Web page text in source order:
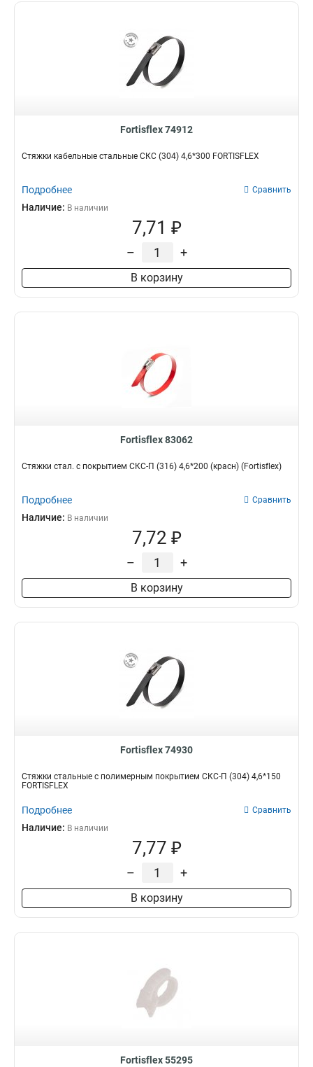
Fortisflex 74912
Стяжки кабельные стальные СКС (304) 4,6*300 FORTISFLEX
Подробнее Сравнить
Наличие: В наличии
7,71 ₽
– +
В корзину
Fortisflex 83062
Стяжки стал. с покрытием СКС-П (316) 4,6*200 (красн) (Fortisflex)
Подробнее Сравнить
Наличие: В наличии
7,72 ₽
– +
В корзину
Fortisflex 74930
Стяжки стальные с полимерным покрытием СКС-П (304) 4,6*150
FORTISFLEX
Подробнее Сравнить
Наличие: В наличии
7,77 ₽
– +
В корзину
Fortisflex 55295